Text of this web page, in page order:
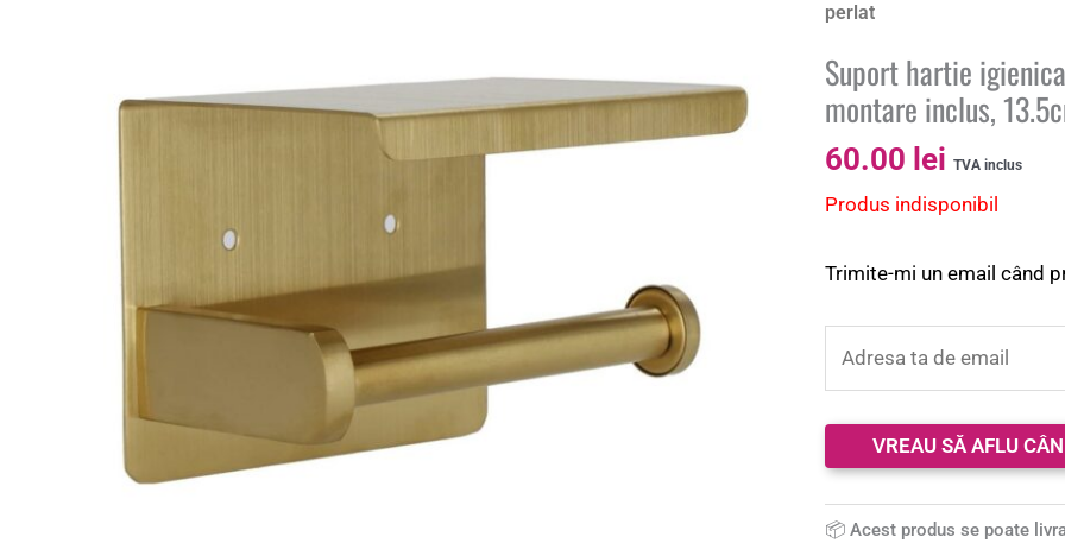
perlat
Suport hartie
montare inclus,
60.00 lei TVA inclus
Produs indisponibil
Trimite-mi un email când
📦 Acest produs se poate